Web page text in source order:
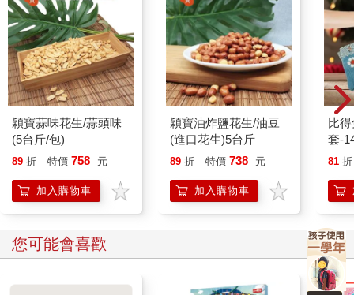
穎寶蒜味花生/蒜頭味
(5台斤/包)
89 折 特價 758 元
加入購物車
穎寶油炸鹽花生/油豆
(進口花生)5台斤
89 折 特價 738 元
加入購物車
比
套-
雙入
81 折
您可能會喜歡